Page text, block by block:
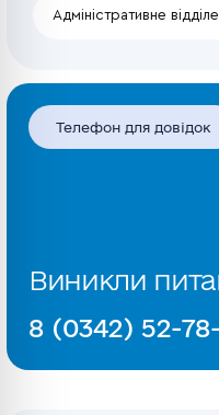
Адміністративне
Телефон для довідок
Виникли
8 (0342) 52-